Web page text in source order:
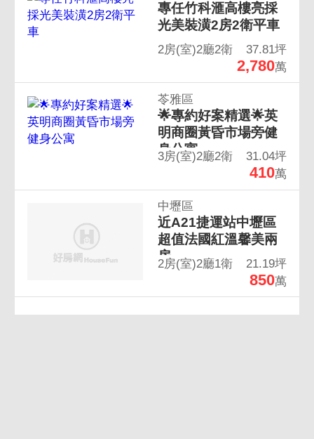
專任竹科滙高樓亮採
光美裝潢2房2衛平車
2房(室)2廳2衛 37.81坪
2,780萬
苓雅區
🌟專約好案精選🌟英
明商圈黃昏市場旁健
身公寓
3房(室)2廳2衛 31.04坪
410萬
中壢區
近A21捷運站中壢區
超值法國紅溫馨美兩
房
2房(室)2廳1衛 21.19坪
850萬